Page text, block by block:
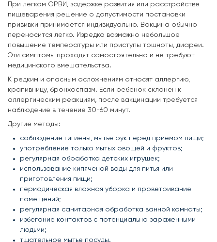
При легком ОРВИ, задержке развития или расстройстве
пищеварения решение о допустимости постановки
прививки принимается индивидуально. Вакцина обычно
переносится легко. Изредка возможно небольшое
повышение температуры или приступы тошноты, диареи.
Эти симптомы проходят самостоятельно и не требуют
медицинского вмешательства.
К редким и опасным осложнениям относят аллергию,
крапивницу, бронхоспазм. Если ребенок склонен к
аллергическим реакциям, после вакцинации требуется
наблюдение в течение 30-60 минут.
Другие методы:
соблюдение гигиены, мытье рук перед приемом пищи;
употребление только мытых овощей и фруктов;
регулярная обработка детских игрушек;
использование кипяченой воды для питья или
приготовления пищи;
периодическая влажная уборка и проветривание
помещений;
регулярная санитарная обработка ванной комнаты;
избегание контактов с потенциально зараженными
людьми;
тщательное мытье посуды.